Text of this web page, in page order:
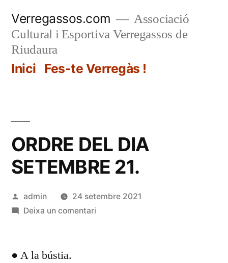
contingut
Verregassos.com
Associació
Cultural i Esportiva Verregassos de
Riudaura
Inici Fes-te Verregàs !
ORDRE DEL DIA
SETEMBRE 21.
Publicat
per
admin
24 setembre 2021
Deixa un comentaria
● A la bústia.